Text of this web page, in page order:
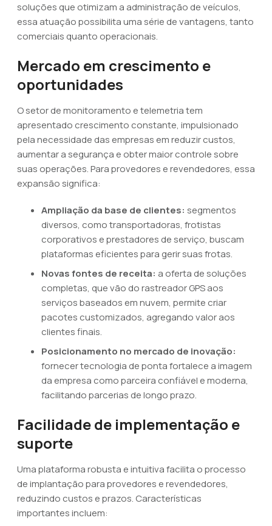
soluções que otimizam a administração de veículos,
essa atuação possibilita uma série de vantagens, tanto
comerciais quanto operacionais.
Mercado em crescimento e
oportunidades
O setor de monitoramento e telemetria tem
apresentado crescimento constante, impulsionado
pela necessidade das empresas em reduzir custos,
aumentar a segurança e obter maior controle sobre
suas operações. Para provedores e revendedores, essa
expansão significa:
Ampliação da base de clientes: segmentos
diversos, como transportadoras, frotistas
corporativos e prestadores de serviço, buscam
plataformas eficientes para gerir suas frotas.
Novas fontes de receita: a oferta de soluções
completas, que vão do rastreador GPS aos
serviços baseados em nuvem, permite criar
pacotes customizados, agregando valor aos
clientes finais.
Posicionamento no mercado de inovação:
fornecer tecnologia de ponta fortalece a imagem
da empresa como parceira confiável e moderna,
facilitando parcerias de longo prazo.
Facilidade de implementação e
suporte
Uma plataforma robusta e intuitiva facilita o processo
de implantação para provedores e revendedores,
reduzindo custos e prazos. Características
importantes incluem: